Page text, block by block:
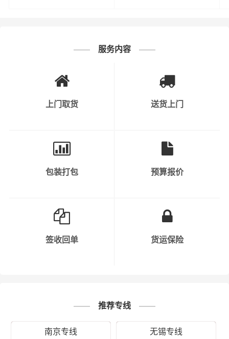
邗江区、江都区、宝应县及周边都可以上门提货，凭借扬
根扬州物流及时把握时代脉搏，适时推出扬州发蚌埠的物
流专线直达运输服务，在财根扬州物流的细心运营下，逐
步发展成具有严谨务实、创新高效的专业物流运作和管理
够准时、准点到达蚌埠的龙子湖区、蚌山区、禹会区、淮
服务内容
上门取货 送货上门
包装打包 预算报价
签收回单 货运保险
推荐专线
南京专线 无锡专线